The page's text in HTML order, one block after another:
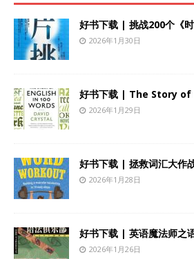
好书下载 | 挑战200个《
2026年1月30日
好书下载 | The Story
2026年1月29日
好书下载 | 拯救词汇大作
2026年1月28日
好书下载 | 英语魔法师之
2026年1月26日